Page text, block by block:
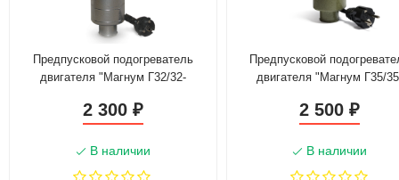
Предпусковой подогреватель
двигателя "Магнум Г32/32-
2 300 ₽
В наличии
Предпусковой
двигателя "Магнум Г35/
2 500₽
В наличии